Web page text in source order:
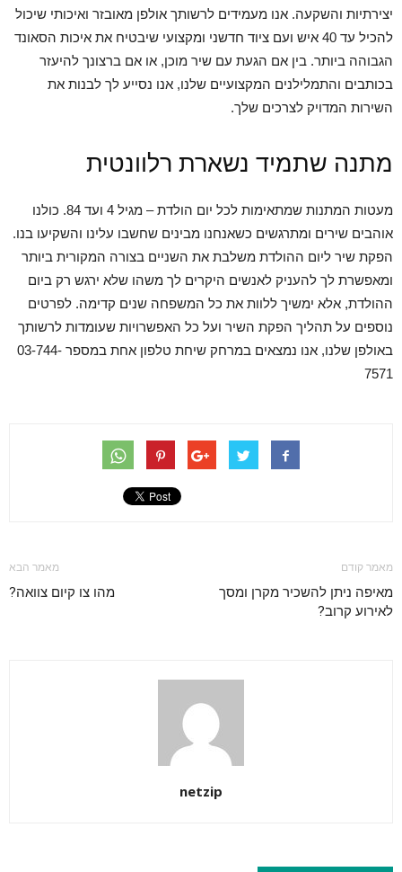
יצירתיות והשקעה. אנו מעמידים לרשותך אולפן מאובזר ואיכותי שיכול
להכיל עד 40 איש ועם ציוד חדשני ומקצועי שיבטיח את איכות הסאונד
הגבוהה ביותר. בין אם הגעת עם שיר מוכן, או אם ברצונך להיעזר
בכותבים והתמלילנים המקצועיים שלנו, אנו נסייע לך לבנות את
השירות המדויק לצרכים שלך.
מתנה שתמיד נשארת רלוונטית
מעטות המתנות שמתאימות לכל יום הולדת – מגיל 4 ועד 84. כולנו
אוהבים שירים ומתרגשים כשאנחנו מבינים שחשבו עלינו והשקיעו בנו.
הפקת שיר ליום ההולדת משלבת את השניים בצורה המקורית ביותר
ומאפשרת לך להעניק לאנשים היקרים לך משהו שלא ירגש רק ביום
ההולדת, אלא ימשיך ללוות את כל המשפחה שנים קדימה. לפרטים
נוספים על תהליך הפקת השיר ועל כל האפשרויות שעומדות לרשותך
באולפן שלנו, אנו נמצאים במרחק שיחת טלפון אחת במספר 03-744-
7571
מאמר קודם
מאיפה ניתן להשכיר מקרן ומסך
לאירוע קרוב?
מאמר הבא
מהו צו קיום צוואה?
netzip